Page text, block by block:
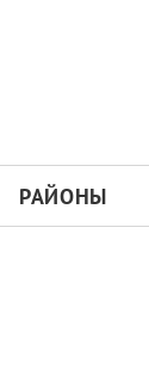
РАЙОНЫ